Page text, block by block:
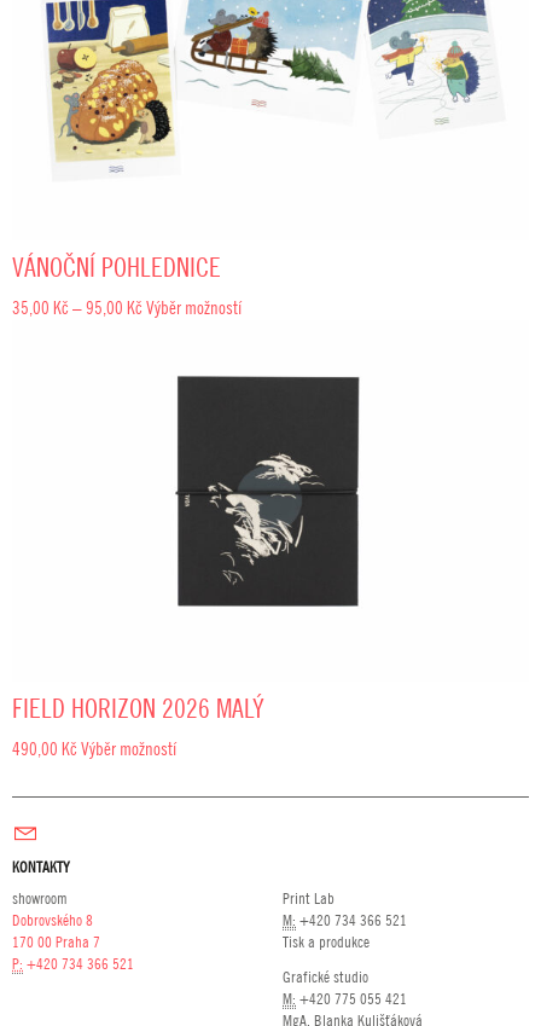
VÁNOČNÍ POHLEDNICE
35,00 Kč –95,00 Kč Rozpětí
Výběr možností
FIELD HORIZON 2026 MALÝ
490,00 Kč Výběr možností
KONTAKTY
showroom
Dobrovského 8
170 00 Praha 7
P: +420 734 366 521
Print Lab
M: +420 734 366 521
Tisk a produkce
Grafické studio
M: +420 775 055 421
MgA. Blanka Kulišťáková